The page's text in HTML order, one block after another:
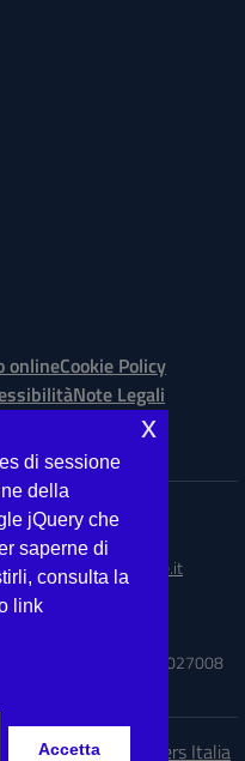
onlineCookie Policy
Note Legali
Messina
(IPA): ISTSC_MEIS027008
e progetto di Designers Italia
di sessione
della
jQuery che
saperne di
consulta la
link
Accetta
x